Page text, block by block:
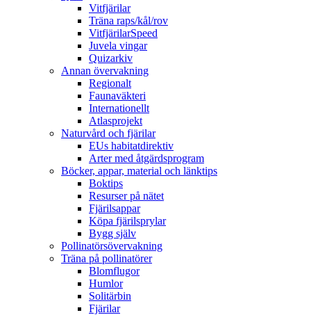
Vitfjärilar
Träna raps/kål/rov
VitfjärilarSpeed
Juvela vingar
Quizarkiv
Annan övervakning
Regionalt
Faunaväkteri
Internationellt
Atlasprojekt
Naturvård och fjärilar
EUs habitatdirektiv
Arter med åtgärdsprogram
Böcker, appar, material och länktips
Boktips
Resurser på nätet
Fjärilsappar
Köpa fjärilsprylar
Bygg själv
Pollinatörsövervakning
Träna på pollinatörer
Blomflugor
Humlor
Solitärbin
Fjärilar